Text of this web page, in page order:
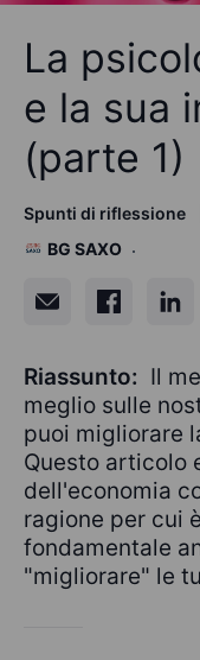
La
e la sua
(parte 1)
Spunti di riflessione
BG SAXO
Riassunto: Il
meglio sulle
puoi migliorare
Questo articolo
dell'economia
ragione per cui
fondamentale
"migliorare" le